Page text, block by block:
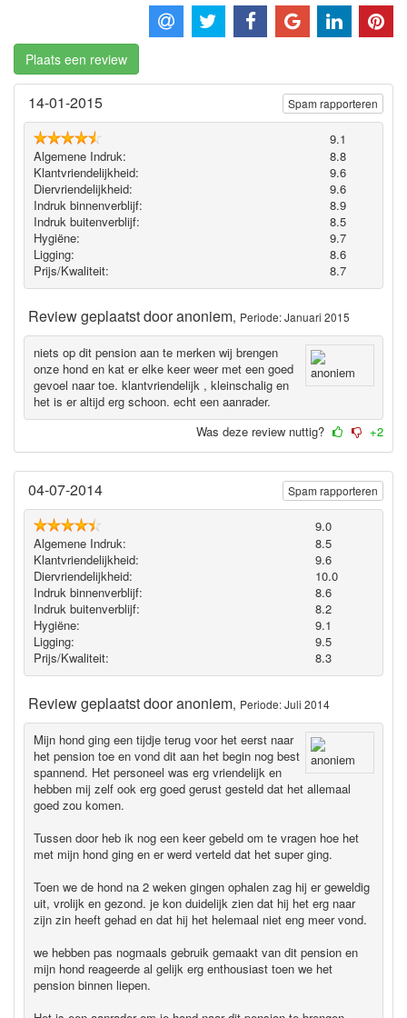
Plaats een review
14-01-2015
9.1
Algemene Indruk:
8.8
Klantvriendelijkheid:
9.6
Diervriendelijkheid:
9.6
Indruk binnenverblijf:
8.9
Indruk buitenverblijf:
8.5
Hygiëne‎:
9.7
Ligging:
8.6
Prijs/Kwaliteit:
8.7
Review geplaatst dooranoniem, Periode: Januari 2015
niets op dit pension aan te merken wij brengen
onze hond en kat er elke keer weer met een goed
gevoel naar toe. klantvriendelijk , kleinschalig en
het is er altijd erg schoon. echt een aanrader.
Spam rapporteren
Was deze review nuttig? +2
04-07-2014
9.0
Algemene Indruk:
8.5
Klantvriendelijkheid:
9.6
Diervriendelijkheid:
10.0
Indruk binnenverblijf:
8.6
Indruk buitenverblijf:
8.2
Hygiëne‎:
9.1
Ligging:
9.5
Prijs/Kwaliteit:
8.3
Review geplaatst dooranoniem, Periode: Juli 2014
Mijn hond ging een tijdje terug voor het eerst naar
het pension toe en vond dit aan het begin nog best
spannend. Het personeel was erg vriendelijk en
hebben mij zelf ook erg goed gerust gesteld dat het allemaal
goed zou komen.
Tussen door heb ik nog een keer gebeld om te vragen hoe het
met mijn hond ging en er werd verteld dat het super ging.
Toen we de hond na 2 weken gingen ophalen zag hij er geweldig
uit, vrolijk en gezond. je kon duidelijk zien dat hij het erg naar
zijn zin heeft gehad en dat hij het helemaal niet eng meer vond.
we hebben pas nogmaals gebruik gemaakt van dit pension en
mijn hond reageerde al gelijk erg enthousiast toen we het
pension binnen liepen.
Spam rapporteren